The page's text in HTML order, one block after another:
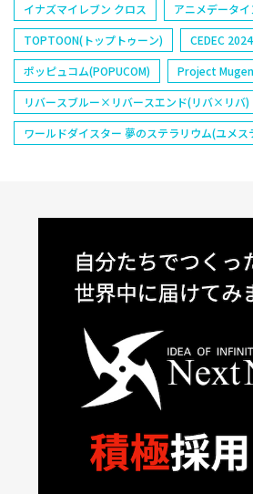
イナズマイレブン クロス
アニメデータ
TOPTOON(トップトゥーン)
CEDEC 2024
ポッピュコム(POPUCOM)
Project
リバースブルー×リバースエンド(リバ×リバ)
ワールドダイスター 夢のステラリウム(ユメス